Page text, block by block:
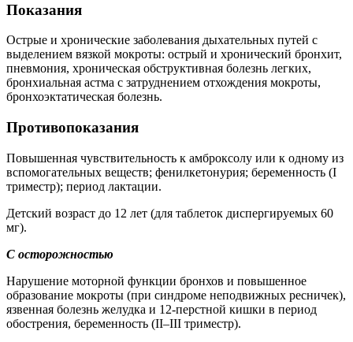
Показания
Острые и хронические заболевания дыхательных путей с
выделением вязкой мокроты: острый и хронический бронхит,
пневмония, хроническая обструктивная болезнь легких,
бронхиальная астма с затруднением отхождения мокроты,
бронхоэктатическая болезнь.
Противопоказания
Повышенная чувствительность к амброксолу или к одному из
вспомогательных веществ; фенилкетонурия; беременность (I
триместр); период лактации.
Детский возраст до 12 лет (для таблеток диспергируемых 60
мг).
С осторожностью
Нарушение моторной функции бронхов и повышенное
образование мокроты (при синдроме неподвижных ресничек),
язвенная болезнь желудка и 12-перстной кишки в период
обострения, беременность (II–III триместр).